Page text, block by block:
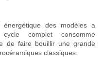
énergétique des modèles a
complet consomme
de faire bouillir une grande
classiques.